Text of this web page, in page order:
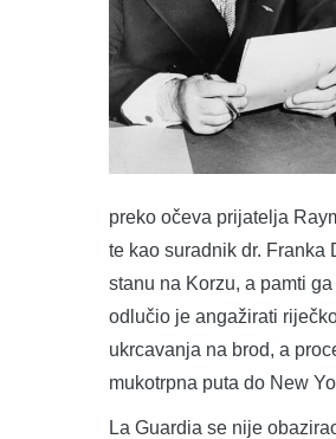
preko očeva prijatelja
te kao suradnik dr.
stanu na Korzu, a pamti
odlučio je angažirati
ukrcavanja na brod, a
mukotrpna puta do New
La Guardia se nije